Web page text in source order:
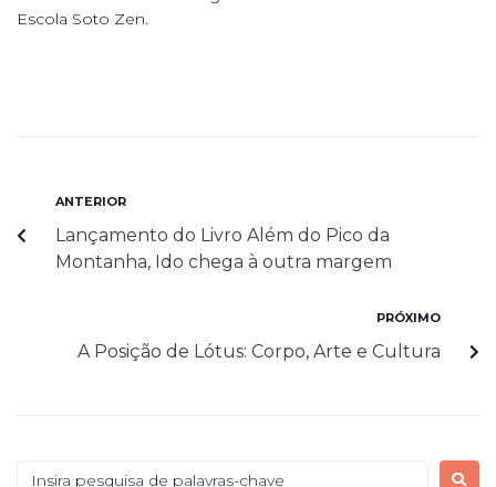
Escola Soto Zen.
ANTERIOR
Lançamento do Livro Além do Pico da
Montanha, Ido chega à outra margem
PRÓXIMO
A Posição de Lótus: Corpo, Arte e Cultura